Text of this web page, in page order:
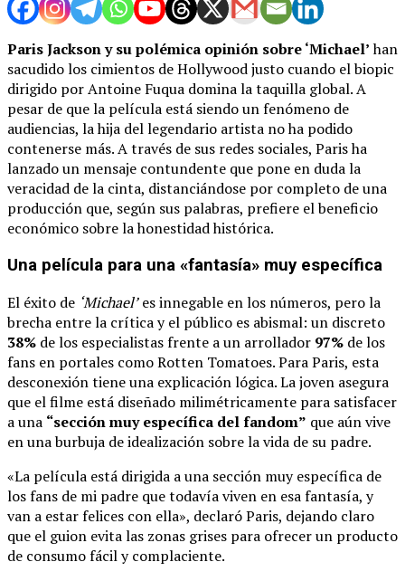
Paris Jackson y su polémica opinión sobre ‘Michael’han
sacudido los cimientos de Hollywood justo cuando el biopic
dirigido por Antoine Fuqua domina la taquilla global. A
pesar de que la película está siendo un fenómeno de
audiencias, la hija del legendario artista no ha podido
contenerse más. A través de sus redes sociales, Paris ha
lanzado un mensaje contundente que pone en duda la
veracidad de la cinta, distanciándose por completo de una
producción que, según sus palabras, prefiere el beneficio
económico sobre la honestidad histórica.
Una película para una «fantasía» muy específica
El éxito de ‘Michael’es innegable en los números, pero la
brecha entre la crítica y el público es abismal: un discreto
38% de los especialistas frente a un arrollador 97% de los
fans en portales como Rotten Tomatoes. Para Paris, esta
desconexión tiene una explicación lógica. La joven asegura
que el filme está diseñado milimétricamente para satisfacer
a una “sección muy específica del fandom” que aún vive
en una burbuja de idealización sobre la vida de su padre.
«La película está dirigida a una sección muy específica de
los fans de mi padre que todavía viven en esa fantasía, y
van a estar felices con ella», declaró Paris, dejando claro
que el guion evita las zonas grises para ofrecer un producto
de consumo fácil y complaciente.